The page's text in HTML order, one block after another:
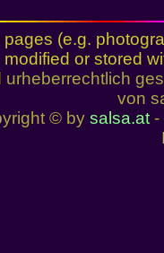
pages (e.g.
modified or stored
urheberrechtlich
von
© by salsa.at-